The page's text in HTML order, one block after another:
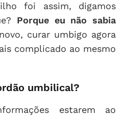
foi assim, digamos
Porque eu não sabia
curar umbigo agora
complicado ao mesmo
umbilical?
estarem ao